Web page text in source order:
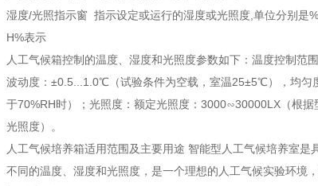
湿度/光照指示窗 指示设定或运行的湿度或光照度 单位分别是
H%表示
人工气候箱控制的温度、湿度和光照度参数如下：温度控制范围
波动度： ±0.5...1.0℃ （试验条件为空载，室温25±5℃），均匀
于70%RH时）；光照度：额定光照度： 3000∽30000LX （根
光照度）。
人工气候培养箱适用范围及主要用途 智能型人工气候培养室是
不同的温度、湿度和光照度，是一个理想的人工气候实验环境